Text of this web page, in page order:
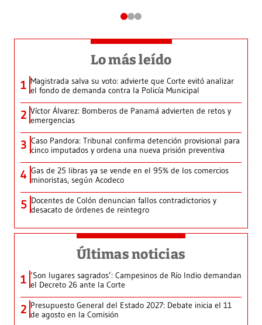
Lo más leído
1 Magistrada salva su voto: advierte que Corte evitó analizar
el fondo de demanda contra la Policía Municipal
2 Víctor Álvarez: Bomberos de Panamá advierten de retos y
emergencias
3 Caso Pandora: Tribunal confirma detención provisional para
cinco imputados y ordena una nueva prisión preventiva
4 Gas de 25 libras ya se vende en el 95% de los comercios
minoristas, según Acodeco
5 Docentes de Colón denuncian fallos contradictorios y
desacato de órdenes de reintegro
Últimas noticias
1 ‘Son lugares sagrados’: Campesinos de Río Indio demandan
el Decreto 26 ante la Corte
2 Presupuesto General del Estado 2027: Debate inicia el 11
de agosto en la Comisión